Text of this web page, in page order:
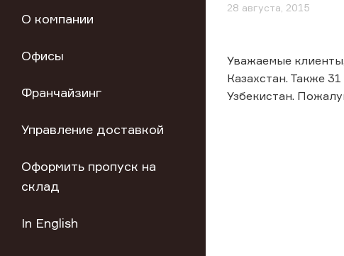
О компании
Офисы
Франчайзинг
Управление доставкой
Оформить пропуск на
склад
In English
28 августа, 2015
Уважаемые
Казахстан. Также
Узбекистан.